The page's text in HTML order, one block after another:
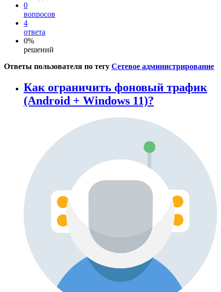
0
вопросов
4
ответа
0%
решений
Ответы пользователя по тегу Сетевое администрирование
Как ограничить фоновый трафик
(Android + Windows 11)?